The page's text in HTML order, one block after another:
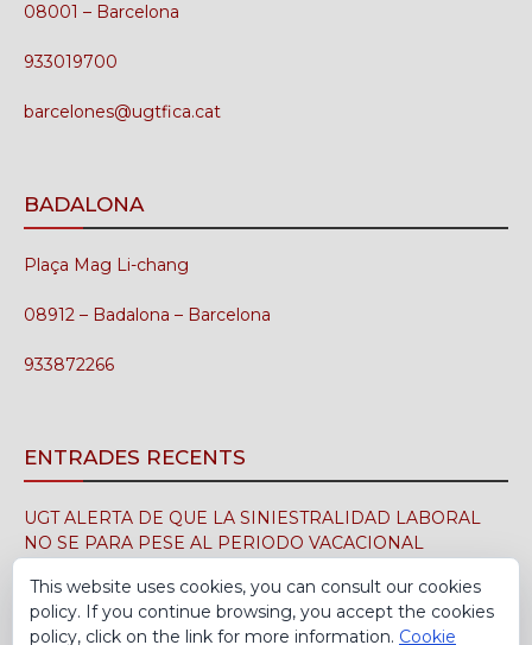
08001 – Barcelona
933019700
barcelones@ugtfica.cat
BADALONA
Plaça Mag Li-chang
08912 – Badalona – Barcelona
933872266
ENTRADES RECENTS
UGT ALERTA DE QUE LA SINIESTRALIDAD LABORAL
NO SE PARA PESE AL PERIODO VACACIONAL
UGT FICA FIRMA EN EL SIMA EL CONVENIO
This website uses cookies, you can consult our cookies
policy. If you continue browsing, you accept the cookies
policy, click on the link for more information. Cookie